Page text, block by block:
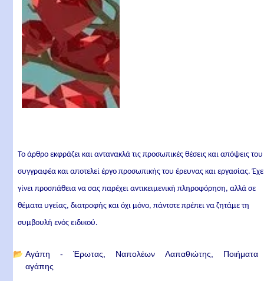
Το άρθρο εκφράζει και αντανακλά τις προσωπικές θέσεις και απόψεις του
συγγραφέα και αποτελεί έργο προσωπικής του έρευνας και εργασίας.
γίνει προσπάθεια να σας παρέχει αντικειμενική πληροφόρηση, αλλά σε
θέματα υγείας, διατροφής και όχι μόνο, πάντοτε πρέπει να ζητάμε τη
συμβουλή ενός ειδικού.
📂 Αγάπη - Έρωτας Ναπολέων Λαπαθιώτης
Ποιήματα
αγάπης